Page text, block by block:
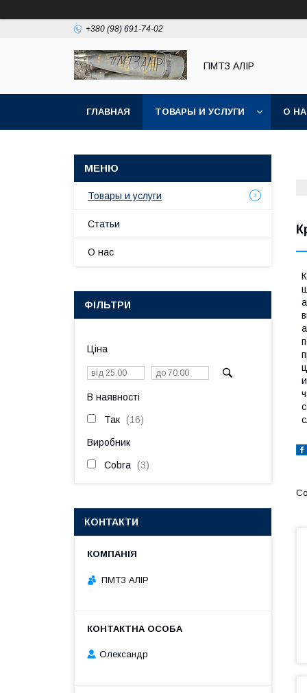
+380 (98) 691-74-02
ПМТЗ АЛІР
ГЛАВНАЯ ТОВАРЫ И УСЛУГИ О
Товары и услуги
Статьи
О нас
ФІЛЬТРИ
Ціна
В наявності
Так 16
Виробник
Cobra 3
КОНТАКТИ
ПМТЗ АЛІР
Олександр